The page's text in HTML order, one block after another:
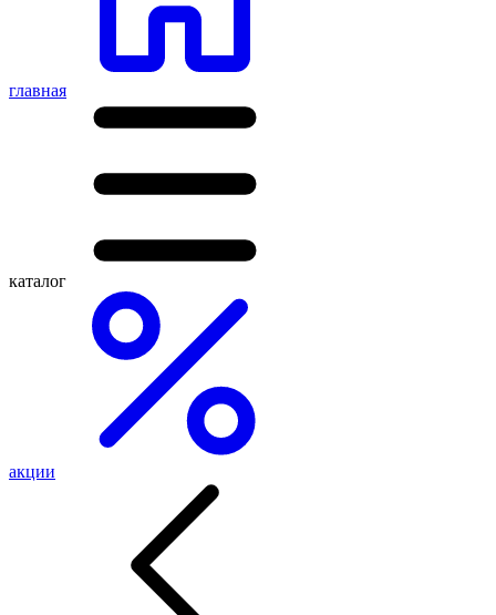
главная
каталог
акции